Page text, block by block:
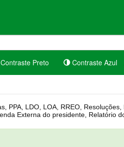
Contraste Preto Contraste Azul